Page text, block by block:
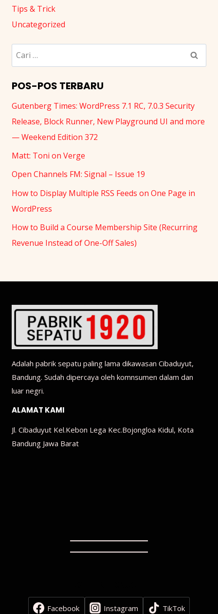
Tips & Trick
Uncategorized
Cari
untuk:
POS-POS TERBARU
Gutenberg Times: WordPress 7.1 RC, 7.0.3 Security
Release, Block Runner, New Playground UI and more
— Weekend Edition 372
Matt: Toni on Verge
Open Channels FM: Signal – Issue 19
How to Display Multiple RSS Feeds on One Page in
WordPress
How to Build a Course Membership Site (Recurring
Revenue Instead of One-Off Sales)
Adalah pabrik sepatu paling lama dikawasan Cibaduyut,
Bandung. Sudah dipercaya oleh komnsumen dalam dan
luar negri.
ALAMAT KAMI
Jl. Cibaduyut Kel.Kebon Lega Kec.Bojongloa Kidul, Kota
Bandung Jawa Barat
Facebook Instagram TikTok